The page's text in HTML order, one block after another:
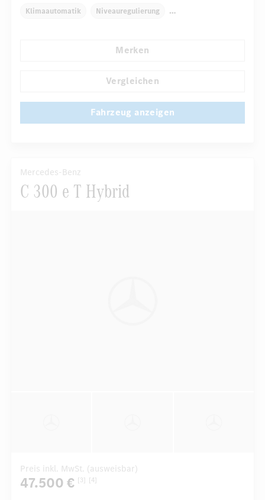
Klimaautomatik Niveauregulierung
Merken
Vergleichen
Fahrzeug anzeigen
Mercedes-Benz
C 300 e T Hybrid
Preis inkl. MwSt. (ausweisbar)
47.500 € [3] [4]